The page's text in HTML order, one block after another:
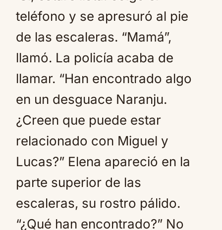
teléfono y se apresuró al pie
de las escaleras. “Mamá”,
llamó. La policía acaba de
llamar. “Han encontrado algo
en un desguace Naranju.
¿Creen que puede estar
relacionado con Miguel y
Lucas?” Elena apareció en la
parte superior de las
escaleras, su rostro pálido.
“¿Qué han encontrado?” No